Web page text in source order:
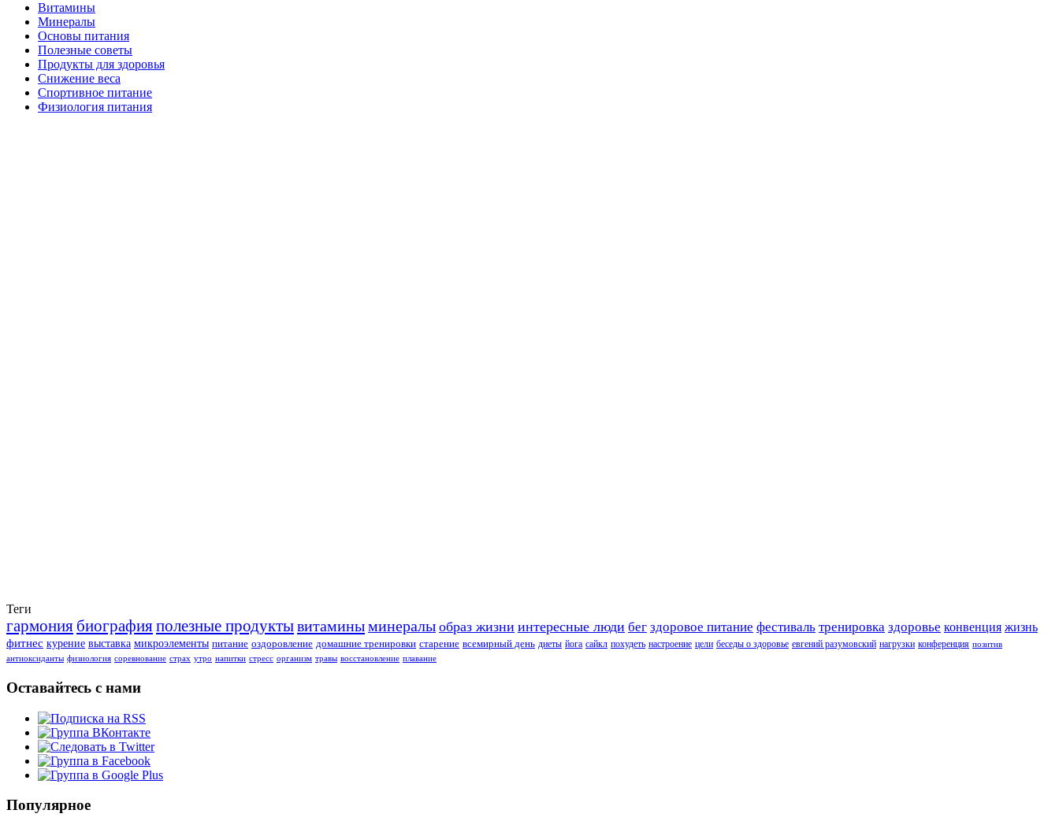
Витамины
Минералы
Основы питания
Полезные советы
Продукты для здоровья
Снижение веса
Спортивное питание
Физиология питания
Теги
гармония биографияполезные продуктывитаминыминералы образ жизни интересные люди бег здоровое питание фестиваль тренировка здоровье конвенция жизнь
фитнес курение выставка микроэлементы питание оздоровление домашние тренировки старение всемирный день диеты йога сайкл похудеть настроение цели беседы о здоровье евгений разумовский нагрузки конференция позитив
антиоксиданты физиология соревнование страх утро напитки стресс организм травы восстановление плавание
Оставайтесь с нами
Популярное